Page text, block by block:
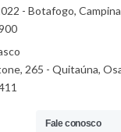
- Botafogo,
265 - Quitaúna,
Fale conosco